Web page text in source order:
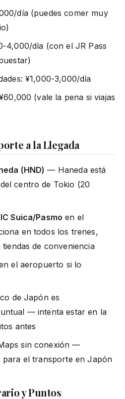
día (puedes comer muy
4,000/día (con el JR Pass
¥1,000-3,000/día
(vale la pena si viajas
a la Llegada
(HND) — Haneda está
centro de Tokio (20
Suica/Pasmo en el
en todos los trenes,
de conveniencia
el aeropuerto si lo
de Japón es
— intenta estar en la
antes
sin conexión —
el transporte en Japón
y Puntos